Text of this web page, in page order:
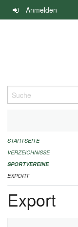
Navigation
überspringen
Anmelden
Suche
ALLGEMEINE
FINANZIELLE
KONTAKT
STARTSEITE
VERZEICHNISSE
SPORTVEREINE
EXPORT
Export